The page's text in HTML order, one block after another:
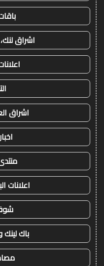
اشراق
اشراق
اعلانات
باك